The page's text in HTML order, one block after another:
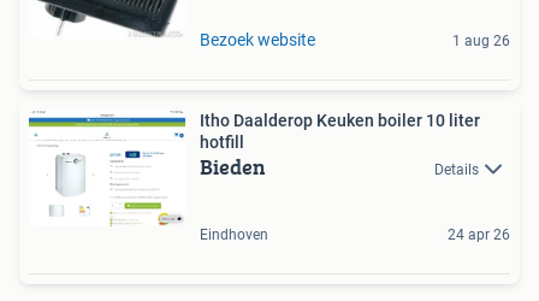
Bezoek website 1 aug 26
Itho Daalderop Keuken boiler 10 liter
hotfill
Bieden Details
Eindhoven 24 apr 26